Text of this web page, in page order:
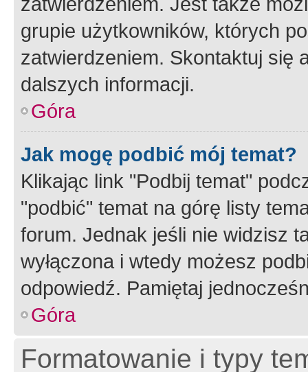
grupie użytkowników, których
zatwierdzeniem. Skontaktuj się
dalszych informacji.
Góra
Jak mogę podbić mój temat?
Klikając link "Podbij temat"
"podbić" temat na górę listy
forum. Jednak jeśli nie widzisz
wyłączona i wtedy możesz
odpowiedź. Pamiętaj
Góra
Formatowanie i typy